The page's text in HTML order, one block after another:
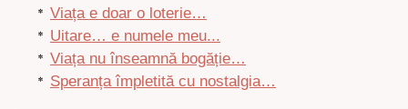
Viața e doar o loterie…
Uitare… e numele meu...
Viața nu înseamnă bogăție…
Speranța împletită cu nostalgia…